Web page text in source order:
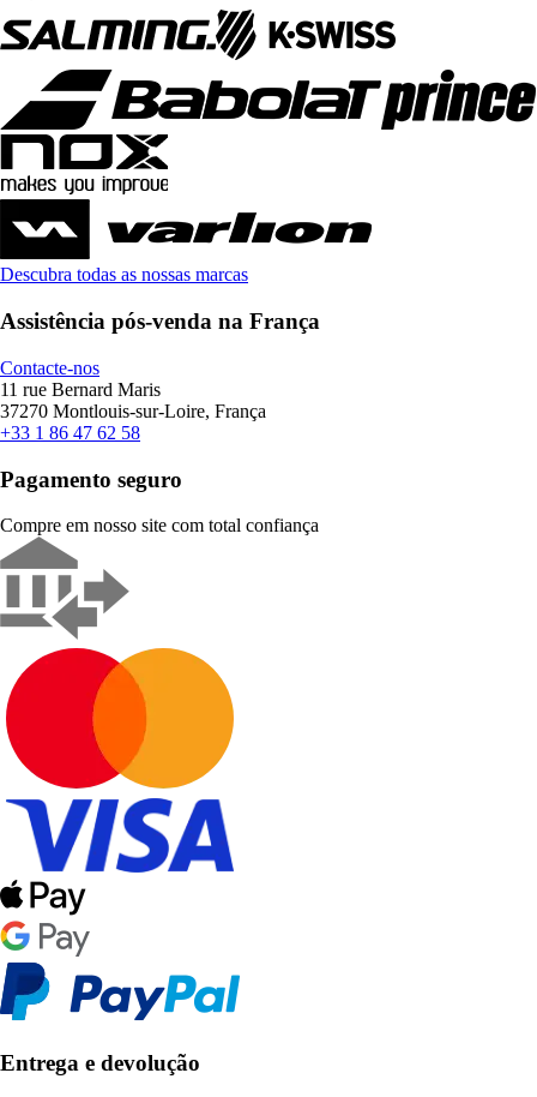
Descubra todas as nossas marcas
Assistência pós-venda na França
Contacte-nos
11 rue Bernard Maris
37270 Montlouis-sur-Loire, França
+33 1 86 47 62 58
Pagamento seguro
Compre em nosso site com total confiança
Entrega e devolução